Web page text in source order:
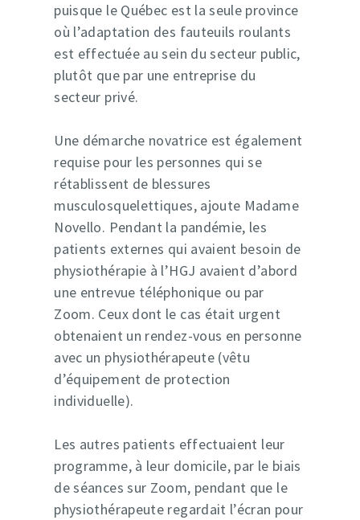
puisque le Québec est la seule province
où l’adaptation des fauteuils roulants
est effectuée au sein du secteur public,
plutôt que par une entreprise du
secteur privé.
Une démarche novatrice est également
requise pour les personnes qui se
rétablissent de blessures
musculosquelettiques, ajoute Madame
Novello. Pendant la pandémie, les
patients externes qui avaient besoin de
physiothérapie à l’HGJ avaient d’abord
une entrevue téléphonique ou par
Zoom. Ceux dont le cas était urgent
obtenaient un rendez-vous en personne
avec un physiothérapeute (vêtu
d’équipement de protection
individuelle).
Les autres patients effectuaient leur
programme, à leur domicile, par le biais
de séances sur Zoom, pendant que le
physiothérapeute regardait l’écran pour